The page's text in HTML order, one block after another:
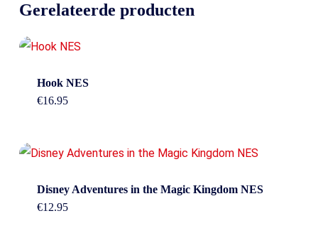
Gerelateerde producten
Hook NES
€16.95
Disney Adventures in the Magic Kingdom NES
€12.95